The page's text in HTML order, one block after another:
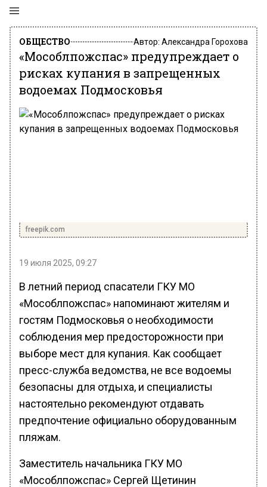
ОБЩЕСТВО Автор: Александра Горохова
«Мособлпожспас» предупреждает о
рисках купания в запрещенных
водоемах Подмосковья
freepik.com
19 июля 2025, 09:27
В летний период спасатели ГКУ МО
«Мособлпожспас» напоминают жителям и
гостям Подмосковья о необходимости
соблюдения мер предосторожности при
выборе мест для купания. Как сообщает
пресс-служба ведомства, не все водоемы
безопасны для отдыха, и специалисты
настоятельно рекомендуют отдавать
предпочтение официально оборудованным
пляжам.
Заместитель начальника ГКУ МО
«Мособлпожспас» Сергей Щетинин